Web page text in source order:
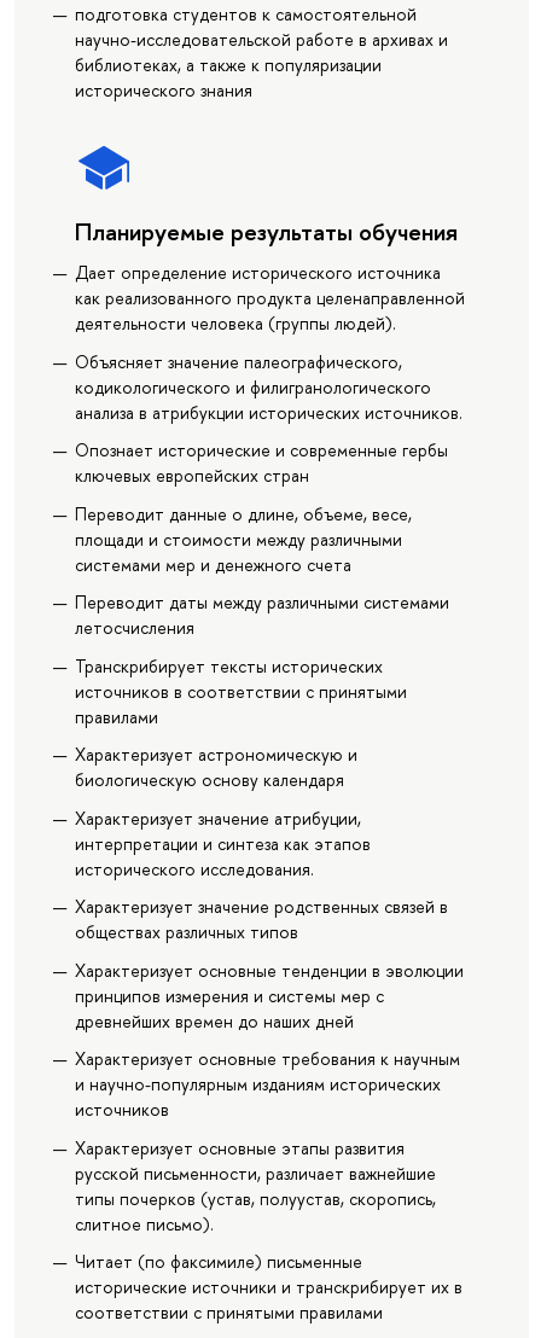
подготовка студентов к самостоятельной
научно-исследовательской работе в архивах и
библиотеках, а также к популяризации
исторического знания
Планируемые результаты обучения
Дает определение исторического источника
как реализованного продукта целенаправленной
деятельности человека (группы людей).
Объясняет значение палеографического,
кодикологического и филигранологического
анализа в атрибукции исторических источников.
Опознает исторические и современные гербы
ключевых европейских стран
Переводит данные о длине, объеме, весе,
площади и стоимости между различными
системами мер и денежного счета
Переводит даты между различными системами
летосчисления
Транскрибирует тексты исторических
источников в соответствии с принятыми
правилами
Характеризует астрономическую и
биологическую основу календаря
Характеризует значение атрибуции,
интерпретации и синтеза как этапов
исторического исследования.
Характеризует значение родственных связей в
обществах различных типов
Характеризует основные тенденции в эволюции
принципов измерения и системы мер с
древнейших времен до наших дней
Характеризует основные требования к научным
и научно-популярным изданиям исторических
источников
Характеризует основные этапы развития
русской письменности, различает важнейшие
типы почерков (устав, полуустав, скоропись,
слитное письмо).
Читает (по факсимиле) письменные
исторические источники и транскрибирует их в
соответствии с принятыми правилами